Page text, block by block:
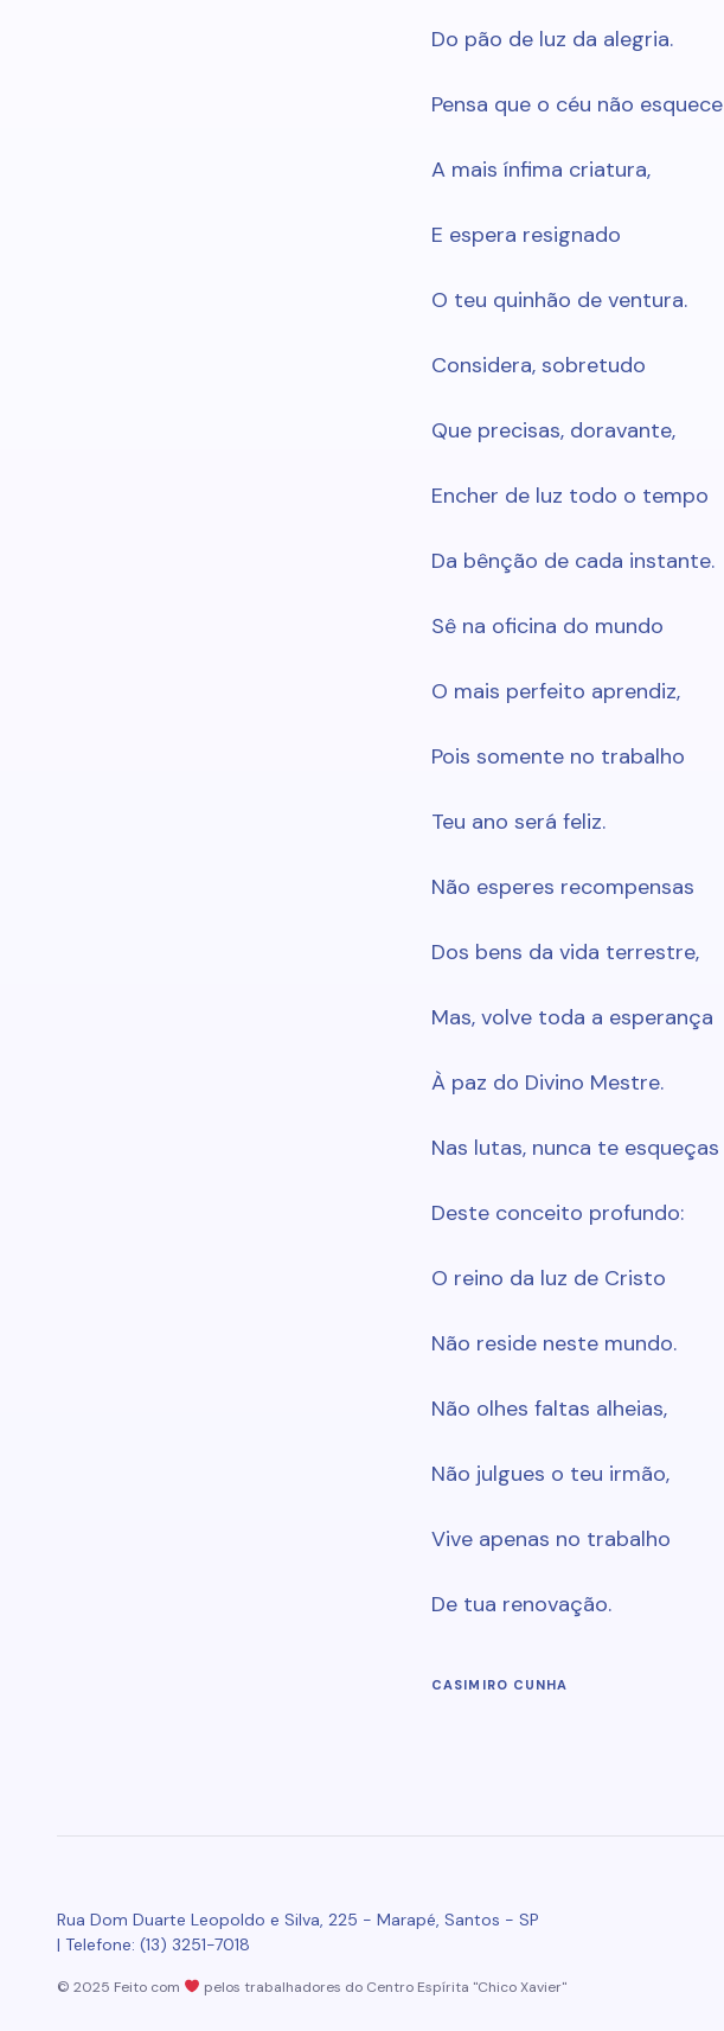
Do pão de luz da alegria.
Pensa que o céu não esquece
A mais ínfima criatura,
E espera resignado
O teu quinhão de ventura.
Considera, sobretudo
Que precisas, doravante,
Encher de luz todo o tempo
Da bênção de cada instante.
Sê na oficina do mundo
O mais perfeito aprendiz,
Pois somente no trabalho
Teu ano será feliz.
Não esperes recompensas
Dos bens da vida terrestre,
Mas, volve toda a esperança
À paz do Divino Mestre.
Nas lutas, nunca te esqueças
Deste conceito profundo:
O reino da luz de Cristo
Não reside neste mundo.
Não olhes faltas alheias,
Não julgues o teu irmão,
Vive apenas no trabalho
De tua renovação.
CASIMIRO CUNHA
Rua Dom Duarte Leopoldo e Silva, 225 - Marapé, Santos - SP
| Telefone: (13) 3251-7018
© 2025 Feito com pelos trabalhadores do Centro Espírita "Chico Xavier"